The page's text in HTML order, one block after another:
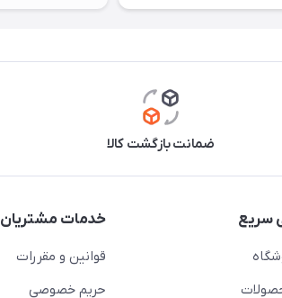
ضمانت بازگشت کالا
سریع خدمات مشتریان
قوانین و مقررات
حریم خصوصی